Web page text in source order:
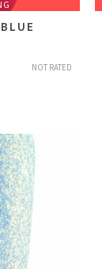
NOT RATED